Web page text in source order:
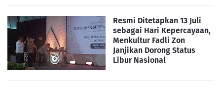
Resmi Ditetapkan 13 Juli
sebagai Hari Kepercayaan,
Menkultur Fadli Zon
Janjikan Dorong Status
Libur Nasional